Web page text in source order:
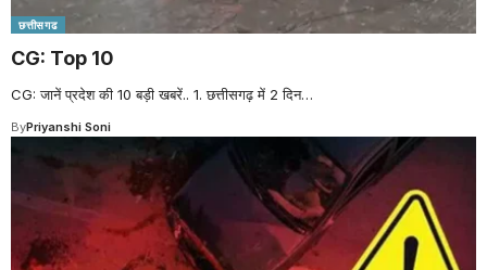
छत्तीसगढ
CG: Top 10
CG: जानें प्रदेश की 10 बड़ी खबरें.. 1. छत्तीसगढ़ में 2 दिन…
ByPriyanshi Soni